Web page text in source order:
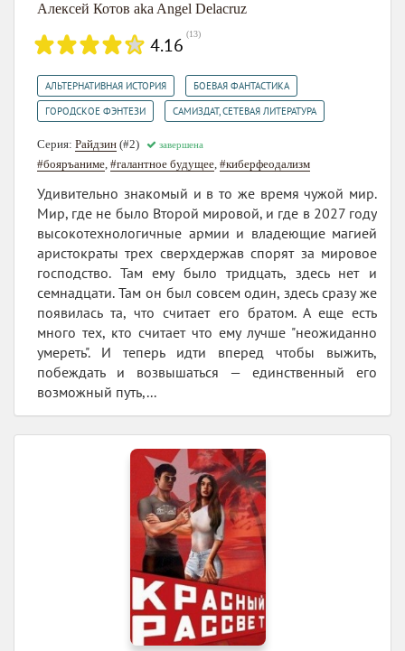
Алексей Котов aka Angel Delacruz
4.16 (13)
АЛЬТЕРНАТИВНАЯ ИСТОРИЯ БОЕВАЯ ФАНТАСТИКА
ГОРОДСКОЕ ФЭНТЕЗИ САМИЗДАТ, СЕТЕВАЯ ЛИТЕРАТУРА
Серия: Райдзин (#2) завершена
#бояръаниме, #галантное будущее, #киберфеодализм
Удивительно знакомый и в то же время чужой мир.
Мир, где не было Второй мировой, и где в 2027 году
высокотехнологичные армии и владеющие магией
аристократы трех сверхдержав спорят за мировое
господство. Там ему было тридцать, здесь нет и
семнадцати. Там он был совсем один, здесь сразу же
появилась та, что считает его братом. А еще есть
много тех, кто считает что ему лучше "неожиданно
умереть". И теперь идти вперед чтобы выжить,
побеждать и возвышаться — единственный его
возможный путь,...